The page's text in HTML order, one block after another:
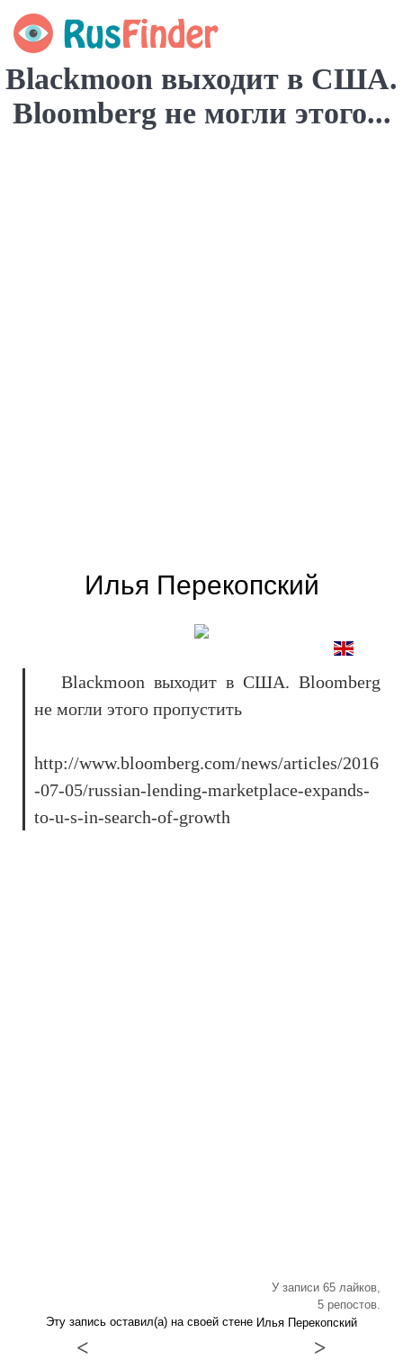
Blackmoon выходит в США.
Bloomberg не могли этого...
Илья Перекопский
Blackmoon выходит в США. Bloomberg
не могли этого пропустить
http://www.bloomberg.com/news/articles/2016
-07-05/russian-lending-marketplace-expands-
to-u-s-in-search-of-growth
У записи 65 лайков,
5 репостов.
Эту запись оставил(а) на своей стене Илья Перекопский
< >